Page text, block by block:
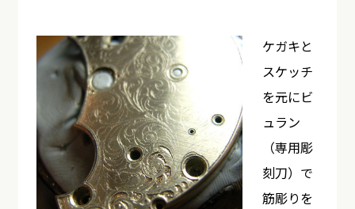
ケガキと
スケッチ
を元にビ
ュラン
（専用彫
刻刀）で
筋彫りを